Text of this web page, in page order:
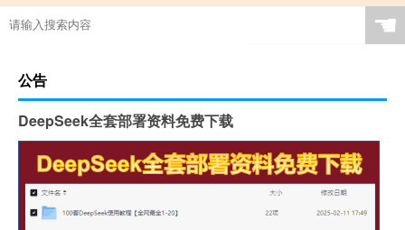
☚
公告
DeepSeek全套部署资料免费下载